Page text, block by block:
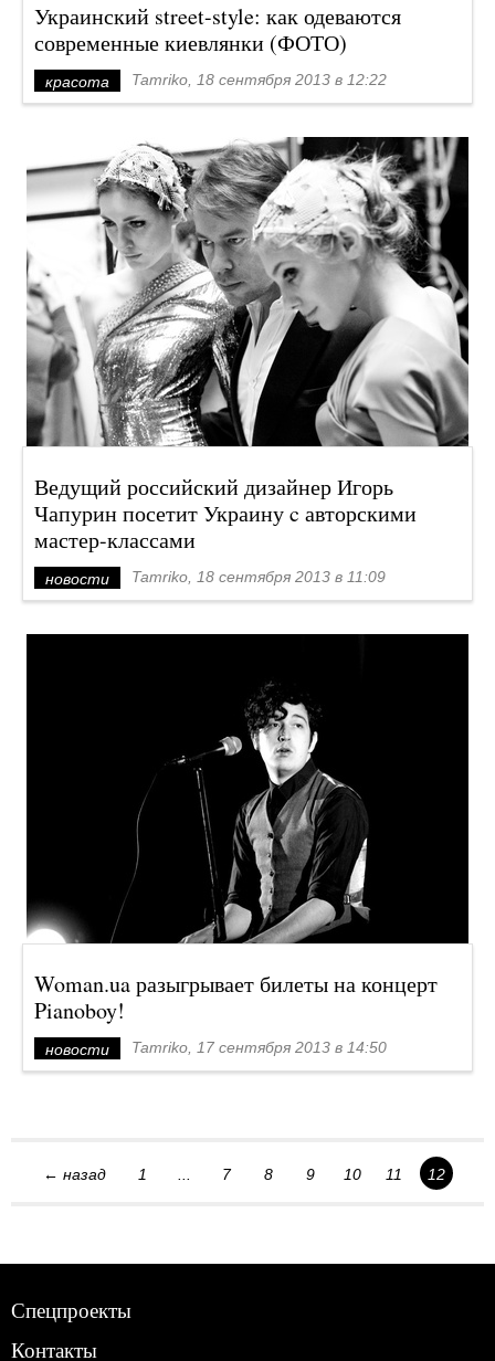
Украинский street-style: как одеваются
современные киевлянки (ФОТО)
красота Tamriko, 18 сентября 2013 в 12:22
Ведущий российский дизайнер Игорь
Чапурин посетит Украину c авторскими
мастер-классами
новости Tamriko, 18 сентября 2013 в 11:09
Woman.ua разыгрывает билеты на концерт
Pianoboy!
новости Tamriko, 17 сентября 2013 в 14:50
← назад 1 7 8 9 10 11 12
Спецпроекты
Контакты